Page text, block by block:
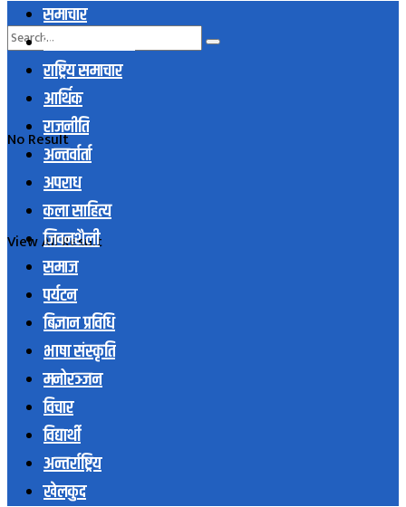
No Result
View All Result
समाचार
स्थानिय समाचार
राष्ट्रिय समाचार
आर्थिक
राजनीति
अन्तर्वार्ता
अपराध
कला साहित्य
जिवनशैली
समाज
पर्यटन
बिज्ञान प्रविधि
भाषा संस्कृति
मनोरञ्जन
विचार
विद्यार्थी
अन्तर्राष्ट्रिय
खेलकुद